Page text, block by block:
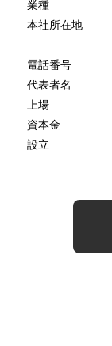
業種
本社所在地
電話番号
代表者名
上場
資本金
設立